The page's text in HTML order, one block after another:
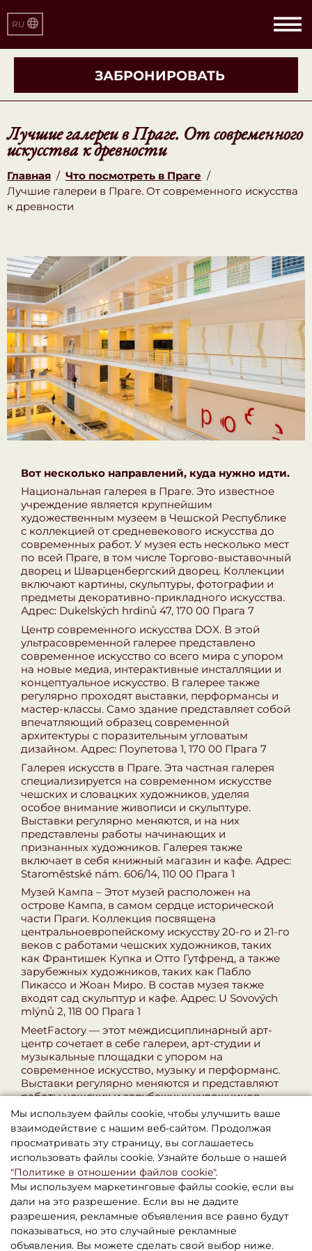
ЗАБРОНИРОВАТЬ
RU
Лучшие галереи в Праге. От современного
искусства к древности
Главная / Что посмотреть в Праге /
Лучшие галереи в Праге. От современного искусства
к древности
Вот несколько направлений, куда нужно идти.
Национальная галерея в Праге. Это известное
учреждение является крупнейшим
художественным музеем в Чешской Республике
с коллекцией от средневекового искусства до
современных работ. У музея есть несколько мест
по всей Праге, в том числе Торгово-выставочный
дворец и Шварценбергский дворец. Коллекции
включают картины, скульптуры, фотографии и
предметы декоративно-прикладного искусства.
Адрес: Dukelských hrdinů 47, 170 00 Прага 7
Центр современного искусства DOX. В этой
ультрасовременной галерее представлено
современное искусство со всего мира с упором
на новые медиа, интерактивные инсталляции и
концептуальное искусство. В галерее также
регулярно проходят выставки, перформансы и
мастер-классы. Само здание представляет собой
впечатляющий образец современной
архитектуры с поразительным угловатым
дизайном. Адрес: Поупетова 1, 170 00 Прага 7
Галерея искусств в Праге. Эта частная галерея
специализируется на современном искусстве
чешских и словацких художников, уделяя
особое внимание живописи и скульптуре.
Выставки регулярно меняются, и на них
представлены работы начинающих и
признанных художников. Галерея также
включает в себя книжный магазин и кафе. Адрес:
Staroměstské nám. 606/14, 110 00 Прага 1
Музей Кампа – Этот музей расположен на
острове Кампа, в самом сердце исторической
части Праги. Коллекция посвящена
центральноевропейскому искусству 20-го и 21-го
веков с работами чешских художников, таких
как Франтишек Купка и Отто Гутфренд, а также
зарубежных художников, таких как Пабло
Пикассо и Жоан Миро. В состав музея также
входят сад скульптур и кафе. Адрес: U Sovových
mlýnů 2, 118 00 Прага 1
MeetFactory — этот междисциплинарный арт-
центр сочетает в себе галереи, арт-студии и
музыкальные площадки с упором на
современное искусство, музыку и перформанс.
Выставки регулярно меняются и представляют
работы чешских и зарубежных художников.
Также здесь регулярно проводятся концерты,
фестивали и культурные мероприятия. Адрес: Ke
Sklárně 3213/15, 150 00 Прага 5
Мы используем файлы cookie, чтобы улучшить ваше
взаимодействие с нашим веб-сайтом. Продолжая
просматривать эту страницу, вы соглашаетесь
использовать файлы cookie. Узнайте больше о нашей
"Политике в отношении файлов cookie".
Мы используем маркетинговые файлы cookie, если вы
дали на это разрешение. Если вы не дадите
разрешения, рекламные объявления все равно будут
показываться, но это случайные рекламные
объявления. Вы можете сделать свой выбор ниже.